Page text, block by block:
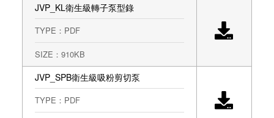
JVP_KL衛生級轉子泵型錄
TYPE：PDF
SIZE：910KB
JVP_SPB衛生級吸粉剪切泵
TYPE：PDF